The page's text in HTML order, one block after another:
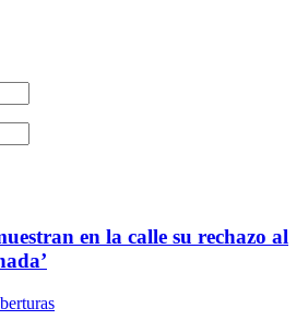
en la calle su rechazo al